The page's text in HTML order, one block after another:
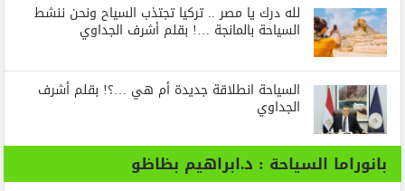
لله درك يا مصر .. تركيا تجتذب السياح ونحن ننشط
السياحة بالمانجة …! بقلم أشرف الجداوي
السياحة انطلاقة جديدة أم هي …؟! بقلم أشرف
الجداوي
بانوراما السياحة : د.ابراهيم بظاظو